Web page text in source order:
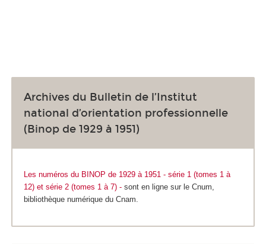
Archives du Bulletin de l’Institut
national d’orientation professionnelle
(Binop de 1929 à 1951)
Les numéros du BINOP de 1929 à 1951 - série 1 (tomes 1 à
12) et série 2 (tomes 1 à 7) - sont en ligne sur le Cnum,
bibliothèque numérique du Cnam.